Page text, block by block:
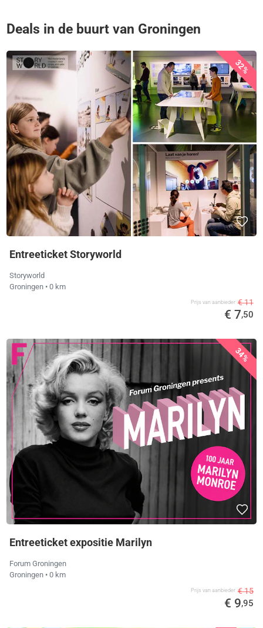
Deals in de buurt van Groningen
32%
Entreeticket Storyworld
Storyworld
Groningen • 0 km
Prijs van aanbieder € 11
€ 7,50
34%
Entreeticket expositie Marilyn
Forum Groningen
Groningen • 0 km
Prijs van aanbieder € 15
€ 9,95